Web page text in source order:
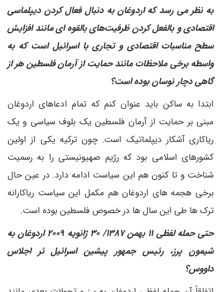
به نظر می رسد که اردوغان به دنبال فعال کردن دیپلماسی
اقتصادی و بالفعل کردن ظرفیت‌های بالقوه ای مانند افزایش
سطح مناسبات اقتصادی و تجاری با اسرائیل است که به
واسطه برخی ملاحظات مانند حمایت از آرمان فلسطین هر از
گاهی دچار نوسان بوده است؟
ابتدا به ساکن باید عنوان کنم که تمام ادعاهای اردوغان
مبنی بر حمایت از آرمان فلسطین یک بلوف سیاسی و یک
ریاکاری آشکار دیپلماتیک است. چون ترکیه یکی از اولین
کشورهای اسلامی بود که رژیم صهیونیستی را به رسمیت
شناخت و تا کنون هم این سیاست ادامه دارد. در عین حال
برخی هجمه های اردوغان هم مکمل این سیاست ریاکارانه
ترک ها طی این سال ها در خصوص فلسطین بوده است.
حتی حمله لفظی ۱۱ بهمن ۱۳۸۷/ ۳۰ ژانویه ۲۰۰۹ اردوغان به
شیمون پرز، رئیس جمهور پیشین اسرائیل ئر اجلاس
داووس؟